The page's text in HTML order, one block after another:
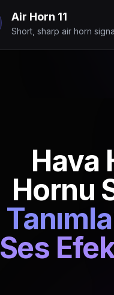
Air Horn 11
Short, sharp air horn
Hava
Hornu
Ses